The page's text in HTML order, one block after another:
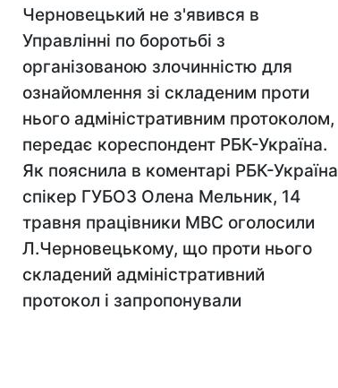
Черновецький не з'явився в
Управлінні по боротьбі з
організованою злочинністю для
ознайомлення зі складеним проти
нього адміністративним протоколом,
передає кореспондент РБК-Україна.
Як пояснила в коментарі РБК-Україна
спікер ГУБОЗ Олена Мельник, 14
травня працівники МВС оголосили
Л.Черновецькому, що проти нього
складений адміністративний
протокол і запропонували